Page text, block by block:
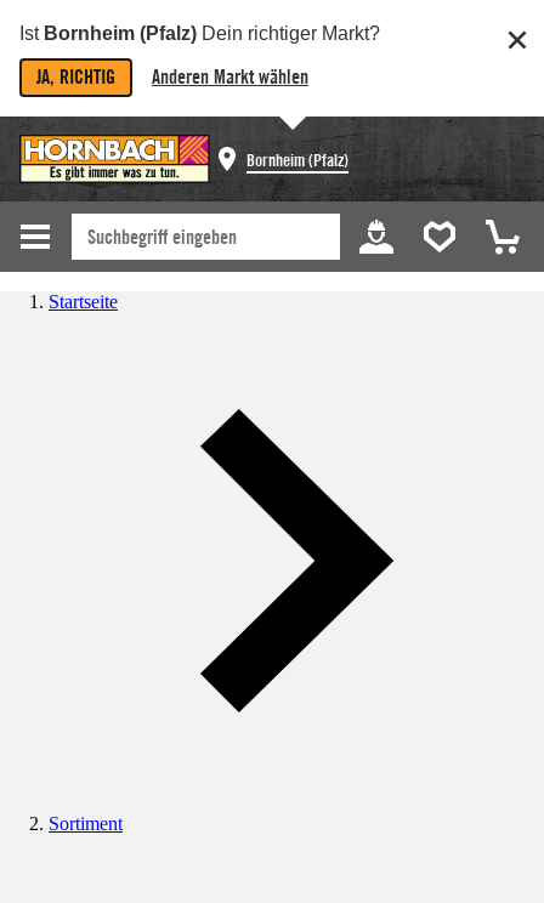
Ist Bornheim (Pfalz) Dein richtiger Markt?
JA, RICHTIG Anderen Markt wählen
Bornheim (Pfalz)
Startseite
Sortiment